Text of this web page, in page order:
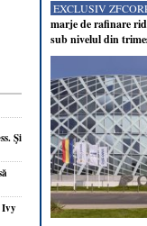
Şi
Ivy
EXCLUSIV
marje de rafinare
sub nivelul din